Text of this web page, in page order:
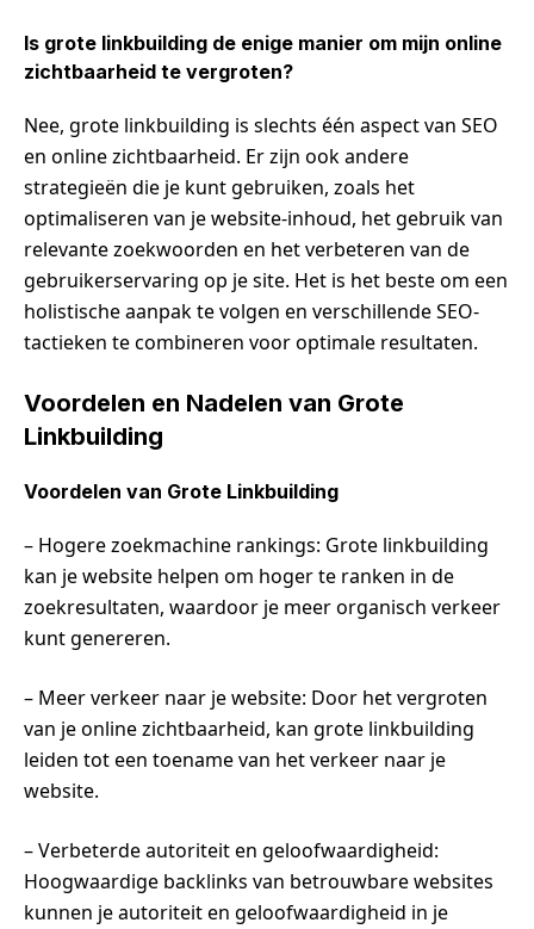
Is grote linkbuilding de enige manier om mijn online
zichtbaarheid te vergroten?
Nee, grote linkbuilding is slechts één aspect van SEO
en online zichtbaarheid. Er zijn ook andere
strategieën die je kunt gebruiken, zoals het
optimaliseren van je website-inhoud, het gebruik van
relevante zoekwoorden en het verbeteren van de
gebruikerservaring op je site. Het is het beste om een
holistische aanpak te volgen en verschillende SEO-
tactieken te combineren voor optimale resultaten.
Voordelen en Nadelen van Grote
Linkbuilding
Voordelen van Grote Linkbuilding
– Hogere zoekmachine rankings: Grote linkbuilding
kan je website helpen om hoger te ranken in de
zoekresultaten, waardoor je meer organisch verkeer
kunt genereren.
– Meer verkeer naar je website: Door het vergroten
van je online zichtbaarheid, kan grote linkbuilding
leiden tot een toename van het verkeer naar je
website.
– Verbeterde autoriteit en geloofwaardigheid:
Hoogwaardige backlinks van betrouwbare websites
kunnen je autoriteit en geloofwaardigheid in je